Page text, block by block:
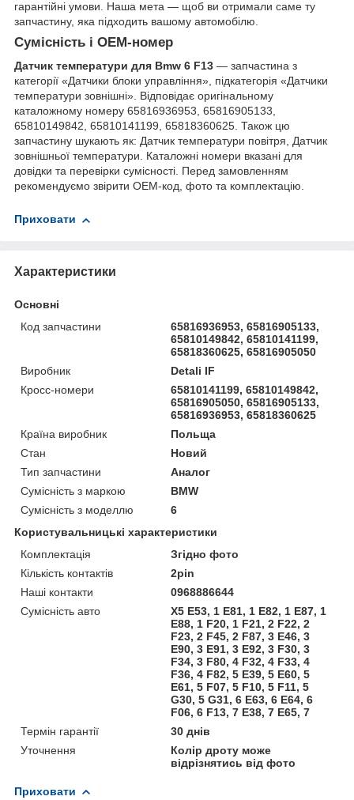
гарантійні умови. Наша мета — щоб ви отримали саме ту
запчастину, яка підходить вашому автомобілю.
Сумісність і OEM-номер
Датчик температури для Bmw 6 F13 — запчастина з
категорії «Датчики блоки управління», підкатегорія «Датчики
температури зовнішні». Відповідає оригінальному
каталожному номеру 65816936953, 65816905133,
65810149842, 65810141199, 65818360625. Також цю
запчастину шукають як: Датчик температури повітря, Датчик
зовнішньої температури. Каталожні номери вказані для
довідки та перевірки сумісності. Перед замовленням
рекомендуємо звірити OEM-код, фото та комплектацію.
Приховати
Характеристики
Основні
Код запчастини
65816936953, 65816905133,
65810149842, 65810141199,
65818360625, 65816905050
Виробник
Detali IF
Кросс-номери
65810141199, 65810149842,
65816905050, 65816905133,
65816936953, 65818360625
Країна виробник
Польща
Стан
Новий
Тип запчастини
Аналог
Сумісність з маркою
BMW
Сумісність з моделлю
6
Користувальницькі характеристики
Комплектація
Згідно фото
Кількість контактів
2pin
Наші контакти
0968886644
Сумісність авто
X5 E53, 1 E81, 1 E82, 1 E87, 1
E88, 1 F20, 1 F21, 2 F22, 2
F23, 2 F45, 2 F87, 3 E46, 3
E90, 3 E91, 3 E92, 3 F30, 3
F34, 3 F80, 4 F32, 4 F33, 4
F36, 4 F82, 5 E39, 5 E60, 5
E61, 5 F07, 5 F10, 5 F11, 5
G30, 5 G31, 6 E63, 6 E64, 6
F06, 6 F13, 7 E38, 7 E65, 7
Термін гарантії
30 днів
Уточнення
Колір дроту може
відрізнятись від фото
Приховати